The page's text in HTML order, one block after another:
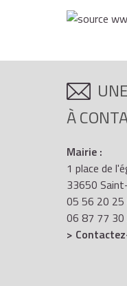
À
Mairie :
1 place de
33650
05 56 20 25
06 87 77 30
>